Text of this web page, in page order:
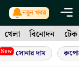
নতুন খবর
খেলা বিনোদন টেক
New সোনার দাম